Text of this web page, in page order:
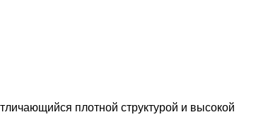
плотной структурой и высокой